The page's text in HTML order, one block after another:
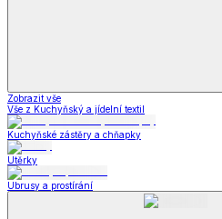
Zobrazit vše
Vše z Kuchyňský a jídelní textil
Kuchyňské zástěry a chňapky
Utěrky
Ubrusy a prostírání